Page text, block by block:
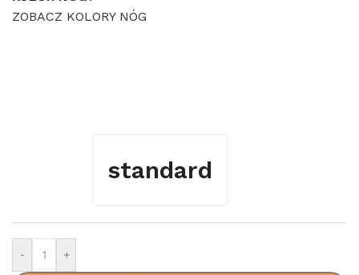
ZOBACZ KOLORY NÓG
standard
- +